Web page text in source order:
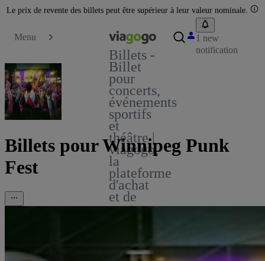
Le prix de revente des billets peut être supérieur à leur valeur nominale.
Menu
Billets -
Billet
pour
concerts,
événements
sportifs
et
théâtre |
viagogo,
la
plateforme
d'achat
et de
vente
1 new
notification
Billets pour Winnipeg Punk
Fest